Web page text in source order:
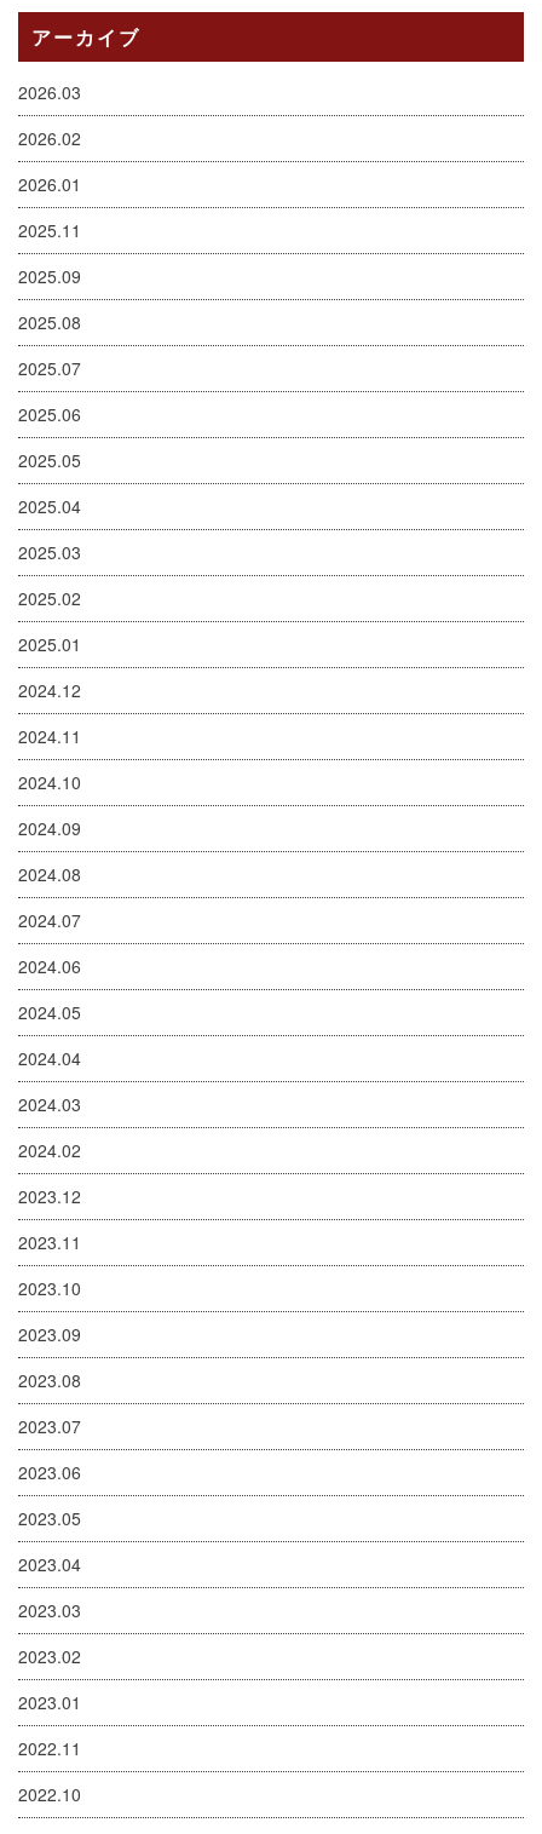
アーカイブ
2026.03
2026.02
2026.01
2025.11
2025.09
2025.08
2025.07
2025.06
2025.05
2025.04
2025.03
2025.02
2025.01
2024.12
2024.11
2024.10
2024.09
2024.08
2024.07
2024.06
2024.05
2024.04
2024.03
2024.02
2023.12
2023.11
2023.10
2023.09
2023.08
2023.07
2023.06
2023.05
2023.04
2023.03
2023.02
2023.01
2022.11
2022.10